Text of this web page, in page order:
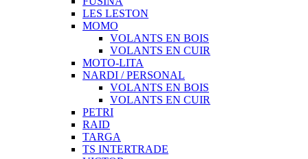
LES LESTON
MOMO
VOLANTS EN BOIS
VOLANTS EN CUIR
MOTO-LITA
NARDI / PERSONAL
VOLANTS EN BOIS
VOLANTS EN CUIR
PETRI
RAID
TARGA
TS INTERTRADE